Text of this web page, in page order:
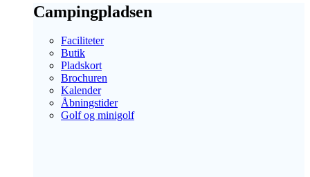
Campingpladsen
Faciliteter
Butik
Pladskort
Brochuren
Kalender
Åbningstider
Golf og minigolf